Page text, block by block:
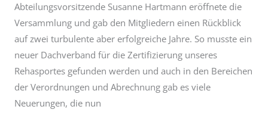
Abteilungsvorsitzende Susanne Hartmann eröffnete die
Versammlung und gab den Mitgliedern einen Rückblick
auf zwei turbulente aber erfolgreiche Jahre. So musste ein
neuer Dachverband für die Zertifizierung unseres
Rehasportes gefunden werden und auch in den Bereichen
der Verordnungen und Abrechnung gab es viele
Neuerungen, die nun